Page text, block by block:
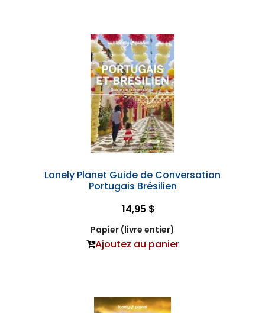
Lonely Planet Guide de Conversation
Portugais Brésilien
14,95 $
Papier (livre entier)
Ajoutez au panier